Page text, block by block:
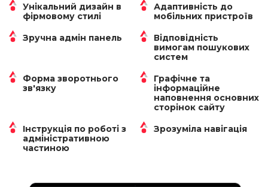
Унікальний дизайн в
фірмовому стилі
Адаптивність до
мобільних пристроїв
Зручна адмін панель
Відповідність
вимогам пошукових
систем
Форма зворотнього
зв'язку
Графічне та
інформаційне
наповнення основних
сторінок сайту
Інструкція по роботі з
адміністративною
частиною
Зрозуміла навігація